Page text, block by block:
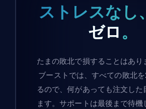
ストレスなし
ゼロ。
たまの敗北で損することはあり
ブーストでは、すべての敗北
るので、何があっても注文した
ます。サポートは最後まで待機